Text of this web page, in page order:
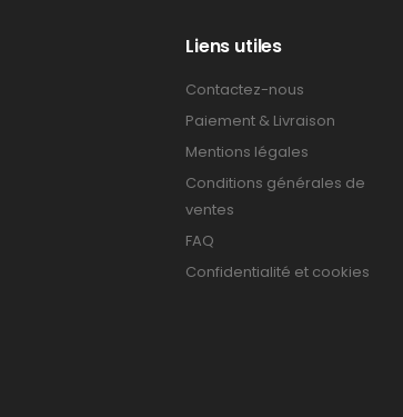
Liens utiles
Contactez-nous
Paiement & Livraison
Mentions légales
Conditions générales de
ventes
FAQ
Confidentialité et cookies